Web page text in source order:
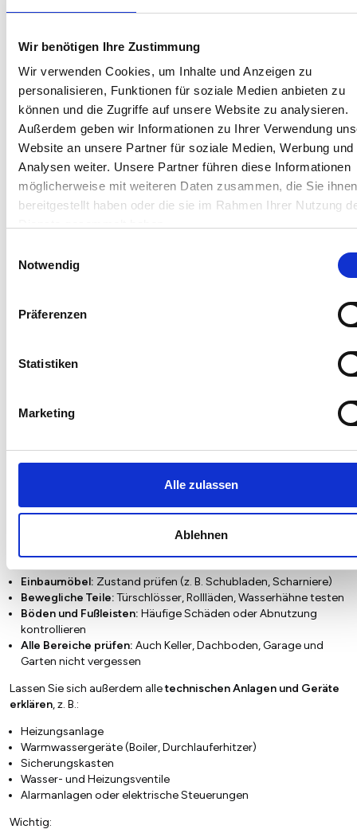
Wir benötigen Ihre Zustimmung
Wir verwenden Cookies, um Inhalte und Anzeigen zu
personalisieren, Funktionen für soziale Medien anbieten zu
können und die Zugriffe auf unsere Website zu analysieren.
Außerdem geben wir Informationen zu Ihrer Verwendung
Website an unsere Partner für soziale Medien, Werbung und
Analysen weiter. Unsere Partner führen diese Informationen
möglicherweise mit weiteren Daten zusammen, die Sie ihnen
bereitgestellt haben oder die sie im Rahmen Ihrer Nutzung
Notwendig
Präferenzen
Statistiken
Marketing
Alle zulassen
Ablehnen
© istock/BrianAJackson
Hinweis
Artikel:Was zählt zu versteckten Mängeln und wer
Auf was sollte man während der
spätere Streitigkeiten zu vermeiden. Achten Sie besonders auf
folgende Punkte:
Schäden am Glas oder an Rahmen prüfen
Einbaumöbel: Zustand prüfen (z. B. Schubladen, Scharniere)
Bewegliche Teile:Türschlösser, Rollläden, Wasserhähne testen
Böden und Fußleisten: Häufige Schäden oder Abnutzung
kontrollieren
Alle Bereiche prüfen: Auch Keller, Dachboden, Garage und
Garten nicht vergessen
Lassen Sie sich außerdem alletechnischen Anlagen und Geräte
erklären, z. B.:
Heizungsanlage
Warmwassergeräte (Boiler, Durchlauferhitzer)
Sicherungskasten
Wasser- und Heizungsventile
Alarmanlagen oder elektrische Steuerungen
Wichtig: